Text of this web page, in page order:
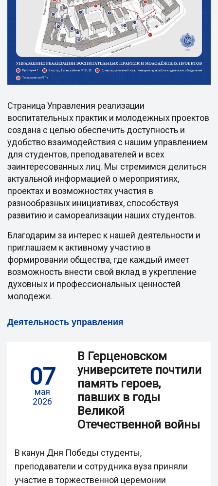
Страница Управления реализации
воспитательных практик и молодежных проектов
создана с целью обеспечить доступность и
удобство взаимодействия с нашим управлением
для студентов, преподавателей и всех
заинтересованных лиц. Мы стремимся делиться
актуальной информацией о мероприятиях,
проектах и возможностях участия в
разнообразных инициативах, способствуя
развитию и самореализации наших студентов.
Благодарим за интерес к нашей деятельности и
приглашаем к активному участию в
формировании общества, где каждый имеет
возможность внести свой вклад в укрепление
духовных и профессиональных ценностей
молодежи.
Деятельность управления
07
мая
2026
В Герценовском
университете почтили
память героев,
павших в годы
Великой
Отечественной войны
В канун Дня Победы студенты,
преподаватели и сотрудника вуза приняли
участие в торжественной церемонии